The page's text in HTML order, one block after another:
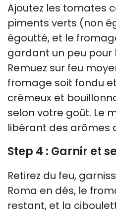
Ajoutez les tomates
piments verts (non
égoutté, et le
gardant un peu pour
Remuez sur feu
fromage soit fondu
crémeux et
selon votre goût. Le
libérant des arômes
Step 4 : Garnir et
Retirez du feu,
Roma en dés, le
restant, et la